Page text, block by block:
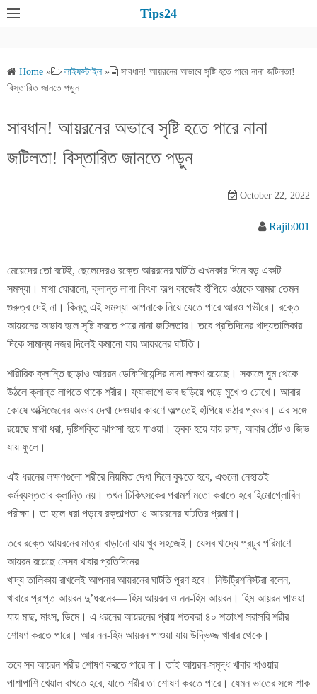
Tips24
Home » লাইফস্টাইল »
সাবধান! আয়রনের অভাবে সৃষ্টি হতে পারে নানা জটিলতা!
বিস্তারিত জানতে পড়ুন
সাবধান! আয়রনের অভাবে সৃষ্টি হতে পারে নানা
জটিলতা! বিস্তারিত জানতে পড়ুন
October 22, 2022
Rajib001
মেয়েদের তো বটেই, ছেলেদেরও রক্তে আয়রনের ঘাটতি এখনকার দিনে বড় একটি
সমস্যা। মাথা ঘোরানো, ক্লান্ত লাগা কিংবা অল্প কাজেই হাঁপিয়ে ওঠাকে আমরা তেমন
গুরুত্ব দেই না। কিন্তু এই সমস্যা আপনাকে নিয়ে যেতে পারে আরও গভীরে। রক্তে
আয়রনের অভাব হলে সৃষ্টি করতে পারে নানা জটিলতার। তবে প্রতিদিনের খাদ্যতালিকার
দিকে সামান্য নজর দিলেই কমানো যায় আয়রনের ঘাটতি।
শারীরিক ক্লান্তি ছাড়াও আয়রন ডেফিশিয়েন্সির নানা লক্ষণ রয়েছে। সকালে ঘুম থেকে
উঠলে ক্লান্ত লাগতে থাকে শরীর। ফ্যাকাশে ভাব ছড়িয়ে পড়ে মুখে ও চোখে। আবার
কোষে অক্সিজেনের অভাব দেখা দেওয়ার কারণে অল্পতেই হাঁপিয়ে ওঠার প্রভাব। এর সঙ্গে
রয়েছে মাথা ধরা, দৃষ্টিশক্তি ঝাপসা হয়ে যাওয়া। ত্বক হয়ে যায় রুক্ষ, আবার ঠোঁট ও জিভ
যায় ফুলে।
এই ধরনের লক্ষণগুলো শরীরে নিয়মিত দেখা দিলে বুঝতে হবে, এগুলো নেহাতই
কর্মব্যস্ততার ক্লান্তি নয়। তখন চিকিৎসকের পরামর্শ মতো করাতে হবে হিমোগ্লোবিন
পরীক্ষা। তা হলে ধরা পড়বে রক্তাল্পতা ও আয়রনের ঘাটতির প্রমাণ।
তবে রক্তে আয়রনের মাত্রা বাড়ানো যায় খুব সহজেই। যেসব খাদ্যে প্রচুর পরিমাণে
আয়রন রয়েছে সেসব খাবার প্রতিদিনের
খাদ্য তালিকায় রাখলেই আপনার আয়রনের ঘাটতি পূরণ হবে। নিউট্রিশনিস্টরা বলেন,
খাবারে প্রাপ্ত আয়রন দু’ধরনের— হিম আয়রন ও নন-হিম আয়রন। হিম আয়রন পাওয়া
যায় মাছ, মাংস, ডিমে। এ ধরনের আয়রনের প্রায় শতকরা ৪০ শতাংশ সরাসরি শরীর
শোষণ করতে পারে। আর নন-হিম আয়রন পাওয়া যায় উদ্ভিজ্জ খাবার থেকে।
তবে সব আয়রন শরীর শোষণ করতে পারে না। তাই আয়রন-সমৃদ্ধ খাবার খাওয়ার
পাশাপাশি খেয়াল রাখতে হবে, যাতে শরীর তা শোষণ করতে পারে। যেমন ভাতের সঙ্গে শাক